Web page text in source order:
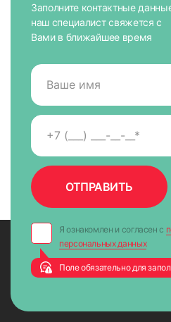
Заполните контактные
наш специалист свяжется с
Вами в ближайшее время
Я ознакомлен и согласен с
персональных данных
Поле обязательно для